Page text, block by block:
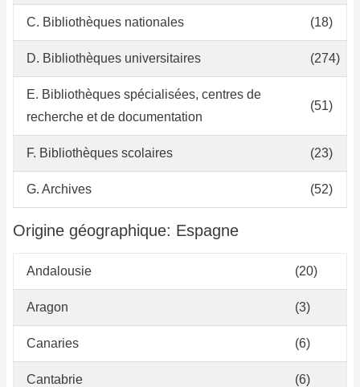
C. Bibliothèques nationales (18)
D. Bibliothèques universitaires (274)
E. Bibliothèques spécialisées, centres de
recherche et de documentation
(51)
F. Bibliothèques scolaires (23)
G. Archives (52)
Origine géographique: Espagne
Andalousie (20)
Aragon (3)
Canaries (6)
Cantabrie (6)